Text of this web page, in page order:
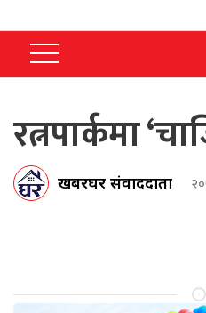
रत्नपार्कमा
खबरघर संवाददाता